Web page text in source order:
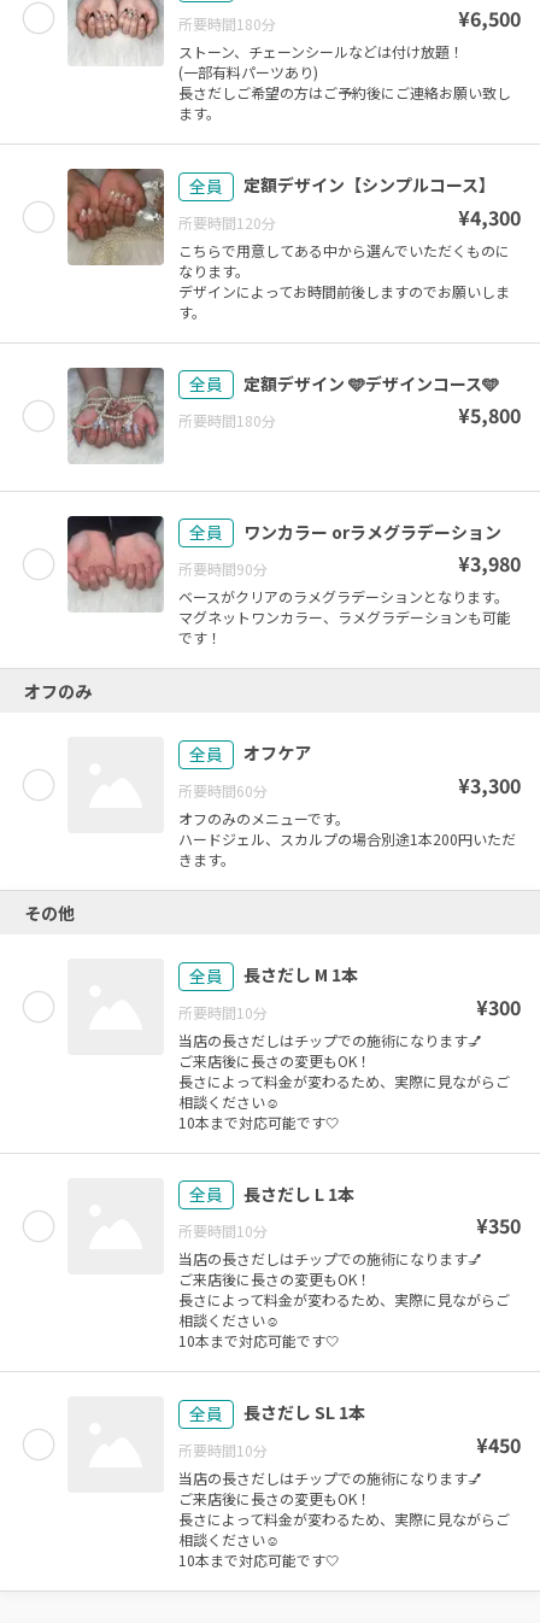
所要時間180分 ¥6,500
ストーン、チェーンシールなどは付け放題！
(一部有料パーツあり)
長さだしご希望の方はご予約後にご連絡お願い致し
ます。
全員 定額デザイン【シンプルコース】
所要時間120分 ¥4,300
こちらで用意してある中から選んでいただくものに
なります。
デザインによってお時間前後しますのでお願いしま
す。
全員 定額デザイン 🩵デザインコース🩵
所要時間180分 ¥5,800
全員 ワンカラー orラメグラデーション
所要時間90分 ¥3,980
ベースがクリアのラメグラデーションとなります。
マグネットワンカラー、ラメグラデーションも可能
オフのみ
全員 オフケア
所要時間60分 ¥3,300
オフのみのメニューです。
ハードジェル、スカルプの場合別途1本200円いただ
きます。
その他
全員 長さだし M 1本
所要時間10分 ¥300
当店の長さだしはチップでの施術になります💅
ご来店後に長さの変更もOK！
長さによって料金が変わるため、実際に見ながらご
相談ください☺️
全員 長さだし L 1本
所要時間10分 ¥350
当店の長さだしはチップでの施術になります💅
ご来店後に長さの変更もOK！
長さによって料金が変わるため、実際に見ながらご
相談ください☺️
全員 長さだし SL 1本
所要時間10分 ¥450
当店の長さだしはチップでの施術になります💅
ご来店後に長さの変更もOK！
長さによって料金が変わるため、実際に見ながらご
相談ください☺️